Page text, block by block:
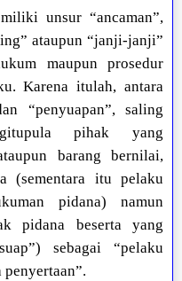
unsur “ancaman”,
ataupun “janji-janji”
maupun prosedur
Karena itulah, antara
“penyuapan”, saling
pihak yang
barang bernilai,
(sementara itu pelaku
pidana) namun
pidana beserta yang
sebagai “pelaku